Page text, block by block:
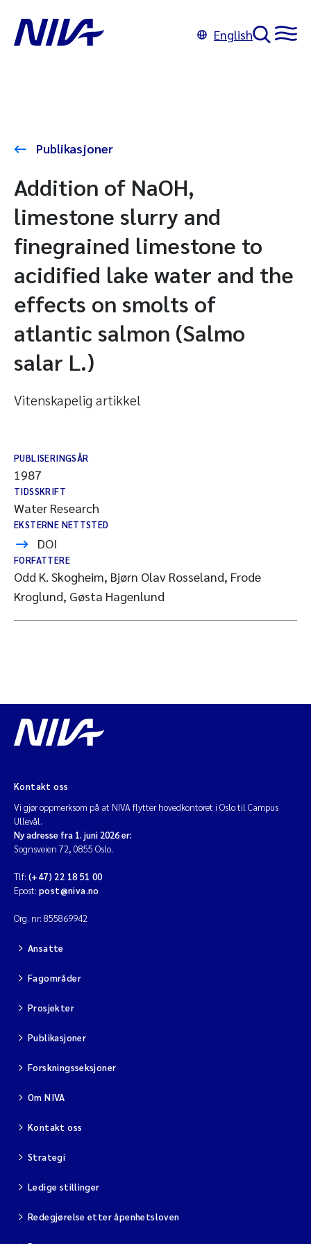
English
Publikasjoner
Addition of NaOH,
limestone slurry and
finegrained limestone to
acidified lake water and the
effects on smolts of
atlantic salmon (Salmo
salar L.)
Vitenskapelig artikkel
PUBLISERINGSÅR
1987
TIDSSKRIFT
Water Research
EKSTERNE NETTSTED
DOI
FORFATTERE
Odd K. Skogheim, Bjørn Olav Rosseland, Frode
Kroglund, Gøsta Hagenlund
Kontakt oss
Vi gjør oppmerksom på at NIVA flytter hovedkontoret i Oslo til Campus
Ullevål.
Ny adresse fra 1. juni 2026 er:
Sognsveien 72, 0855 Oslo.
Tlf: (+47) 22 18 51 00
Epost: post@niva.no
Org. nr: 855869942
Ansatte
Fagområder
Prosjekter
Publikasjoner
Forskningsseksjoner
Om NIVA
Kontakt oss
Strategi
Ledige stillinger
Redegjørelse etter åpenhetsloven